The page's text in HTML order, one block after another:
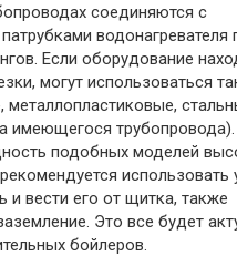
соединяются с
водонагревателя
Если оборудование
могут использоваться
металлопластиковые,
имеющегося трубопровода).
подобных моделей
использовать
и вести его от щитка, также
Это все будет
бойлеров.